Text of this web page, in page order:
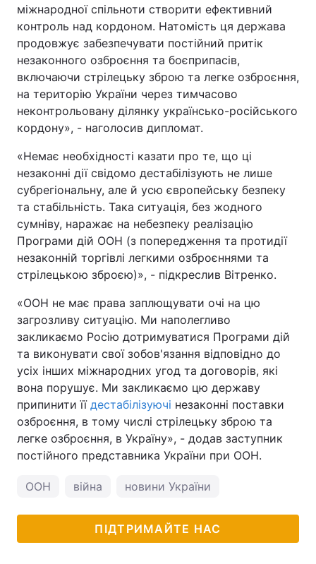
міжнародної спільноти створити ефективний
контроль над кордоном. Натомість ця держава
продовжує забезпечувати постійний притік
незаконного озброєння та боєприпасів,
включаючи стрілецьку зброю та легке озброєння,
на територію України через тимчасово
неконтрольовану ділянку українсько-російського
кордону», - наголосив дипломат.
«Немає необхідності казати про те, що ці
незаконні дії свідомо дестабілізують не лише
субрегіональну, але й усю європейську безпеку
та стабільність. Така ситуація, без жодного
сумніву, наражає на небезпеку реалізацію
Програми дій ООН (з попередження та протидії
незаконній торгівлі легкими озброєннями та
стрілецькою зброєю)», - підкреслив Вітренко.
«ООН не має права заплющувати очі на цю
загрозливу ситуацію. Ми наполегливо
закликаємо Росію дотримуватися Програми дій
та виконувати свої зобов'язання відповідно до
усіх інших міжнародних угод та договорів, які
вона порушує. Ми закликаємо цю державу
припинити її дестабілізуючі незаконні поставки
озброєння, в тому числі стрілецьку зброю та
легке озброєння, в Україну», - додав заступник
постійного представника України при ООН.
ООН війна новини України
ПІДТРИМАЙТЕ НАС